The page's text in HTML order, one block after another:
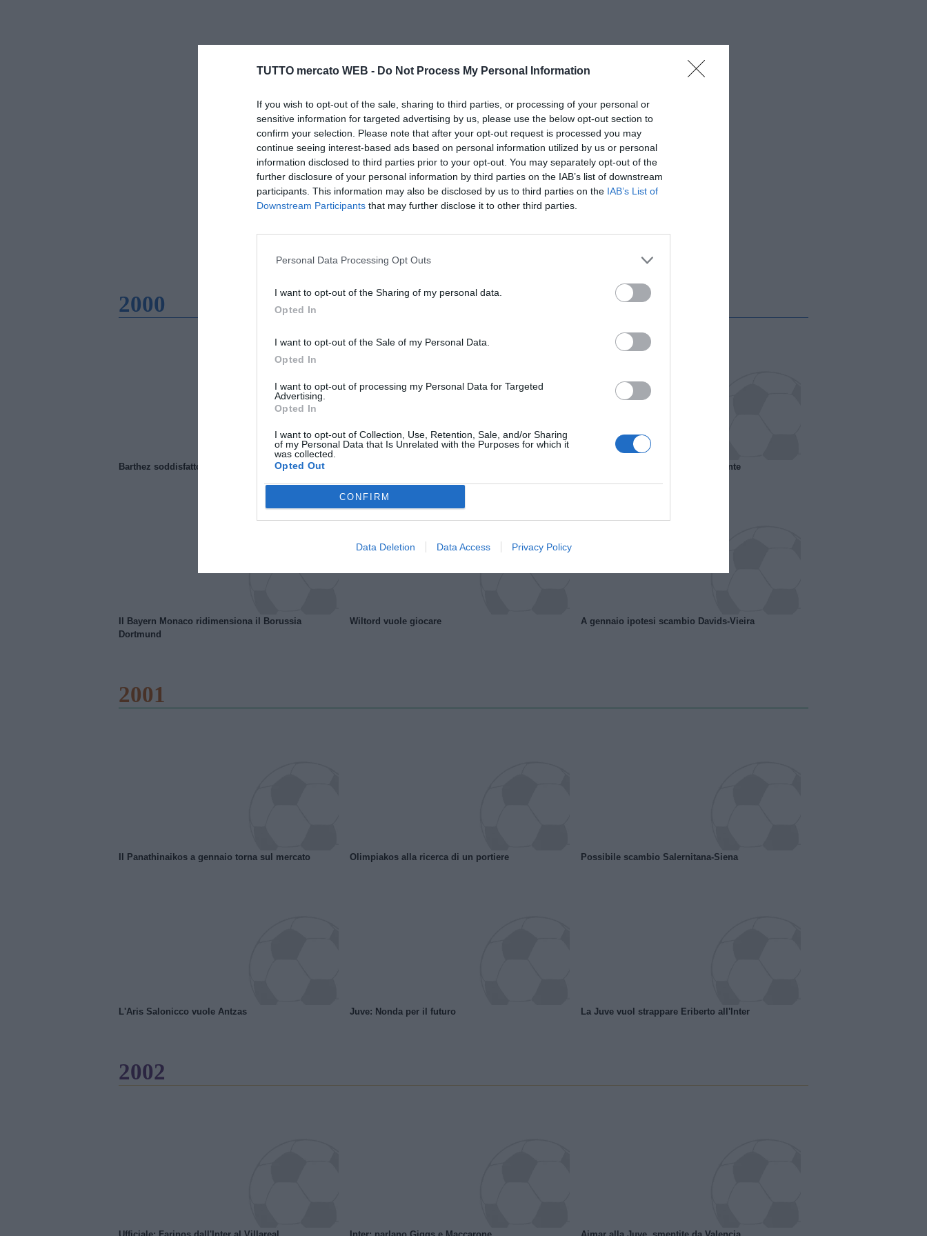
TUTTO mercato WEB - Do Not Process My Personal Information
If you wish to opt-out of the sale, sharing to third parties, or processing of your personal or
sensitive information for targeted advertising by us, please use the below opt-out section to
confirm your selection. Please note that after your opt-out request is processed you may
continue seeing interest-based ads based on personal information utilized by us or personal
information disclosed to third parties prior to your opt-out. You may separately opt-out of the
further disclosure of your personal information by third parties on the IAB’s list of downstream
participants. This information may also be disclosed by us to third parties on the IAB’s List of
Downstream Participants that may further disclose it to other third parties.
Personal Data Processing Opt Outs
I want to opt-out of the Sharing of my personal data.
Opted In
I want to opt-out of the Sale of my Personal Data.
Opted In
I want to opt-out of processing my Personal Data for Targeted
Advertising.
Opted In
I want to opt-out of Collection, Use, Retention, Sale, and/or Sharing
of my Personal Data that Is Unrelated with the Purposes for which it
was collected.
Opted Out
CONFIRM
Data Deletion Data Access Privacy Policy
2000
Barthez soddisfatto del Manchester United Francia, il Marsiglia senza presidente
Il Bayern Monaco ridimensiona il Borussia
Dortmund
Wiltord vuole giocare A gennaio ipotesi scambio Davids-Vieira
2001
Il Panathinaikos a gennaio torna sul mercato Olimpiakos alla ricerca di un portiere Possibile scambio Salernitana-Siena
L'Aris Salonicco vuole Antzas Juve: Nonda per il futuro La Juve vuol strappare Eriberto all'Inter
2002